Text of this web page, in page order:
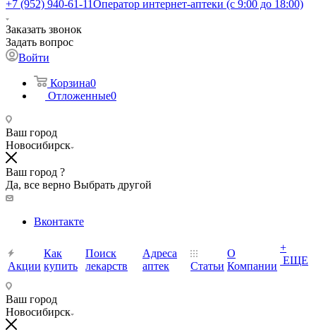
+7 (952) 940-61-11Оператор интернет-аптеки (с 9:00 до 18:00)
Заказать звонок
Задать вопрос
Войти
Корзина0
Отложенные0
Ваш город
Новосибирск
Ваш город ?
Да, все верно Выбрать другой
Вконтакте
Акции
Как
купить
Поиск
лекарств
Адреса
аптек
Статьи
О
Компании
+
ЕЩЕ
Ваш город
Новосибирск